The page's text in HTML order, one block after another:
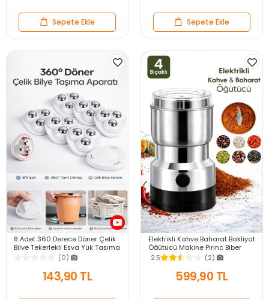
Sepete Ekle Sepete Ekle
8 Adet 360 Derece Döner Çelik
Bilye Tekerlekli Eşya Yük Taşıma
Yapışkanlı Eşya Kaydırma
(0)
143,90 TL
Elektrikli Kahve Baharat Bakliyat
Öğütücü Makine Pirinç Biber
Tahıl Öğütücü Değirmen Gıda
Öğütücü
2.5 (2)
599,90 TL